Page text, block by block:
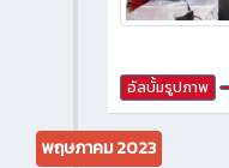
อัลบั้มรูปภาพ
พฤษภาคม 2023